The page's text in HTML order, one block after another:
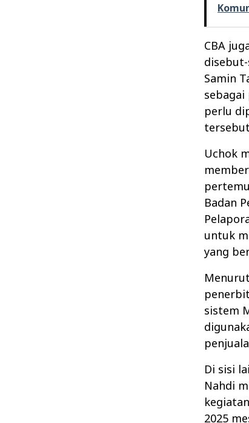
CBA
Samin
sebagai
perlu
Uchok
Badan
untuk
yang
sistem
Di sisi
Nahdi
2025